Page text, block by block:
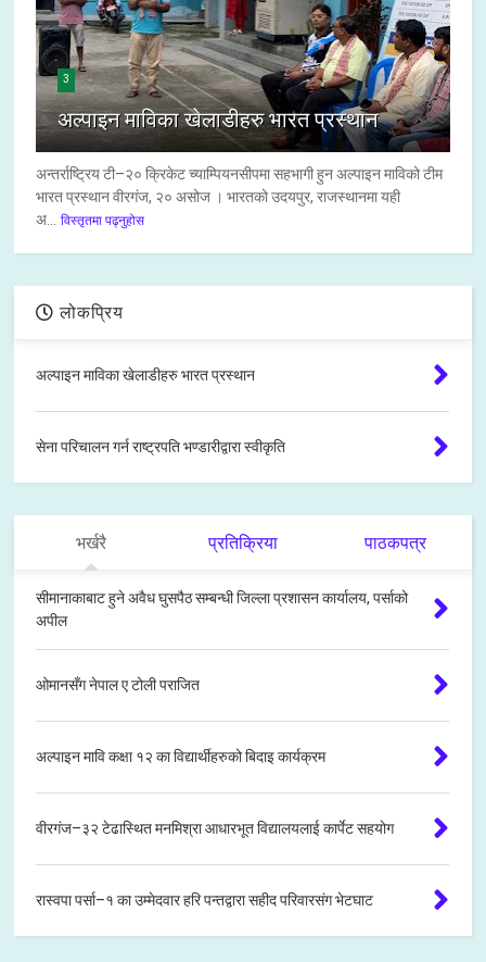
3
अल्पाइन माविका खेलाडीहरु भारत प्रस्थान
अन्तर्राष्ट्रिय टी–२० क्रिकेट च्याम्पियनसीपमा सहभागी हुन अल्पाइन माविको टीम
भारत प्रस्थान वीरगंज, २० असोज । भारतको उदयपुर, राजस्थानमा यही
अ...
विस्तृतमा पढ्नुहोस
लोकप्रिय
अल्पाइन माविका खेलाडीहरु भारत प्रस्थान
सेना परिचालन गर्न राष्ट्रपति भण्डारीद्वारा स्वीकृति
भर्खरै प्रतिक्रिया पाठकपत्र
सीमानाकाबाट हुने अवैध घुसपैठ सम्बन्धी जिल्ला प्रशासन कार्यालय, पर्साको
अपील
ओमानसँग नेपाल ए टोली पराजित
अल्पाइन मावि कक्षा १२ का विद्यार्थीहरुको बिदाइ कार्यक्रम
वीरगंज–३२ टेढास्थित मनमिश्रा आधारभूत विद्यालयलाई कार्पेट सहयोग
रास्वपा पर्सा–१ का उम्मेदवार हरि पन्तद्वारा सहीद परिवारसंग भेटघाट